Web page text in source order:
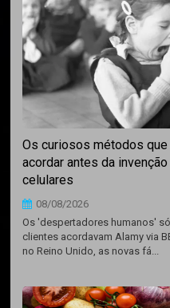
Os curiosos métodos
acordar antes da
celulares
08/08/2026
Os 'despertadores humanos'
clientes acordavam Alamy via
no Reino Unido, as novas fá...